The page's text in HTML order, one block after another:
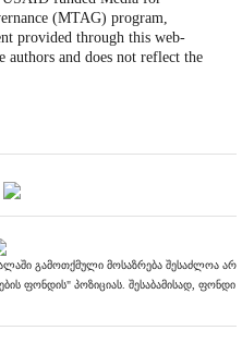
(MTAG) program,
provided through this web-
and does not reflect the
გამოთქმული მოსაზრება შესაძლოა არ
ფონდის" პოზიციას. შესაბამისად, ფონდი